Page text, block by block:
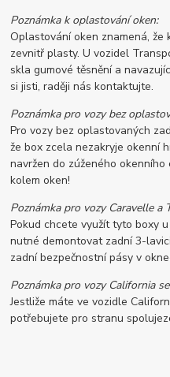
Poznámka k oplastování oken:
Oplastování oken znamená, že
zevnitř plasty. U vozidel
skla gumové těsnění a
si jisti, raději nás kontaktujte.
Poznámka pro vozy bez
Pro vozy bez oplastovaných
že box zcela nezakryje okenní
navržen do zúženého
kolem oken!
Poznámka pro vozy Caravelle a
Pokud chcete využít tyto boxy
nutné demontovat zadní 3-
zadní bezpečnostní pásy v
Poznámka pro vozy California
Jestliže máte ve vozidle
potřebujete pro stranu